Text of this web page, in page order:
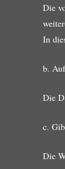
Die
In
b.
Die
c.
Die